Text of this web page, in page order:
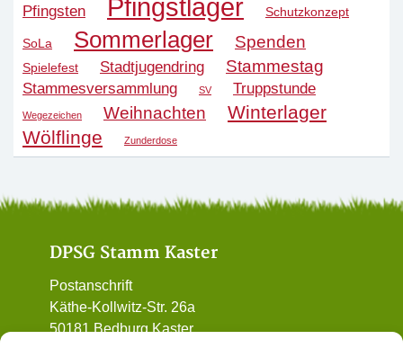
Pfingsten
Pfingstlager Schutzkonzept
SoLa Sommerlager Spenden
Spielefest Stadtjugendring Stammestag
Stammesversammlung SV Truppstunde
Wegezeichen Weihnachten
Winterlager
Wölflinge
Zunderdose
DPSG Stamm Kaster
Postanschrift
Käthe-Kollwitz-Str. 26a
50181 Bedburg Kaster